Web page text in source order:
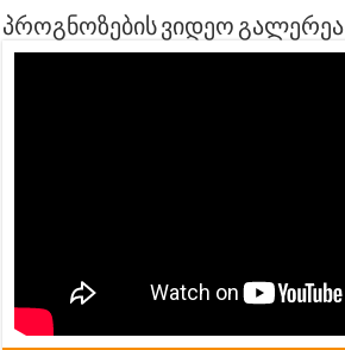
პროგნოზების ვიდეო გალერეა